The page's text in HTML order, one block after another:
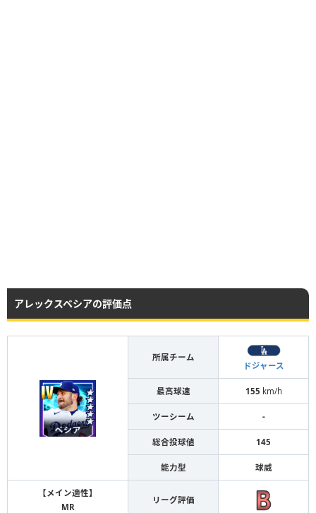
アレックスベシアの評価点
所属チーム
ドジャース
最高球速 155 km/h
ツーシーム -
総合投球値 145
能力型 球威
【メイン適性】
MR
リーグ評価